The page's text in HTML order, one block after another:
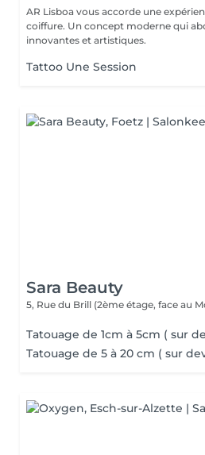
AR Lisboa vous accorde une
coiffure. Un concept moderne qui
innovantes et artistiques.
Tattoo Une Session
Sara Beauty
5, Rue du Brill (2ème étage, face au
Tatouage de 1cm à 5cm ( sur
Tatouage de 5 à 20 cm ( sur